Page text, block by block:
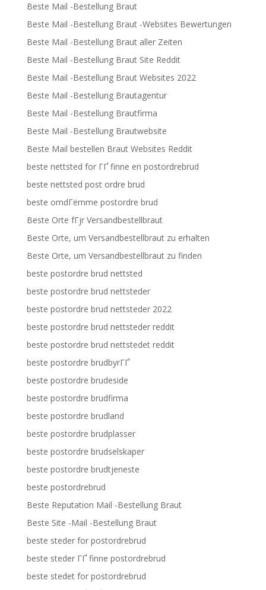
Beste Mail -Bestellung Braut
Beste Mail -Bestellung Braut -Websites Bewertungen
Beste Mail -Bestellung Braut aller Zeiten
Beste Mail -Bestellung Braut Site Reddit
Beste Mail -Bestellung Braut Websites 2022
Beste Mail -Bestellung Brautagentur
Beste Mail -Bestellung Brautfirma
Beste Mail -Bestellung Brautwebsite
Beste Mail bestellen Braut Websites Reddit
beste nettsted for ГҐ finne en postordrebrud
beste nettsted post ordre brud
beste omdГёmme postordre brud
Beste Orte fГјr Versandbestellbraut
Beste Orte, um Versandbestellbraut zu erhalten
Beste Orte, um Versandbestellbraut zu finden
beste postordre brud nettsted
beste postordre brud nettsteder
beste postordre brud nettsteder 2022
beste postordre brud nettsteder reddit
beste postordre brud nettstedet reddit
beste postordre brudbyrГҐ
beste postordre brudeside
beste postordre brudfirma
beste postordre brudland
beste postordre brudplasser
beste postordre brudselskaper
beste postordre brudtjeneste
beste postordrebrud
Beste Reputation Mail -Bestellung Braut
Beste Site -Mail -Bestellung Braut
beste steder for postordrebrud
beste steder ГҐ finne postordrebrud
beste stedet for postordrebrud